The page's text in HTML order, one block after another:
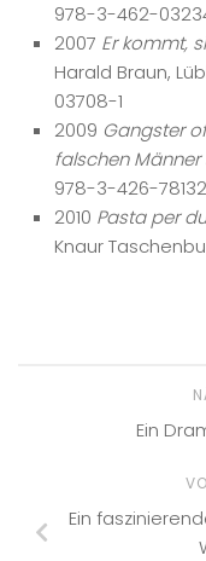
978-3-462-
2007 Er kommt,
Harald Braun,
03708-1
2009 Gangster
falschen Männer
978-3-426-
2010 Pasta per
Knaur
Ein
Ein